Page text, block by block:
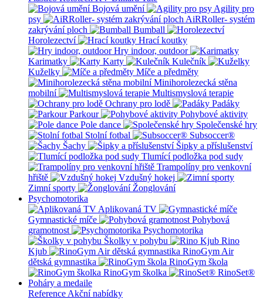
Bojová umění
Agility pro
psy
AiRRoller- systém
zakrývání ploch
Bumball
Horolezectví
Hrací koutky
Hry indoor, outdoor
Karimatky
Karty
Kulečník
Kuželky
Míče a předměty
Minihorolezecká stěna
mobilní
Multismyslová terapie
Ochrany pro lodě
Padáky
Parkour
Pohybové aktivity
Pole dance
Společenské hry
Stolní fotbal
Subsoccer®
Šachy
Šipky a příslušenství
Tlumící podložka pod sudy
Trampolíny pro venkovní
hřiště
Vzdušný hokej
Zimní sporty
Žonglování
Psychomotorika
Aplikovaná TV
Gymnastické míče
Pohybová
gramotnost
Psychomotorika
Školky v pohybu
Rino
Kjub
RinoGym Air
dětská gymnastika
RinoGym škola
RinoGym školka
RinoSet®
Poháry a medaile
Reference Akční nabídky